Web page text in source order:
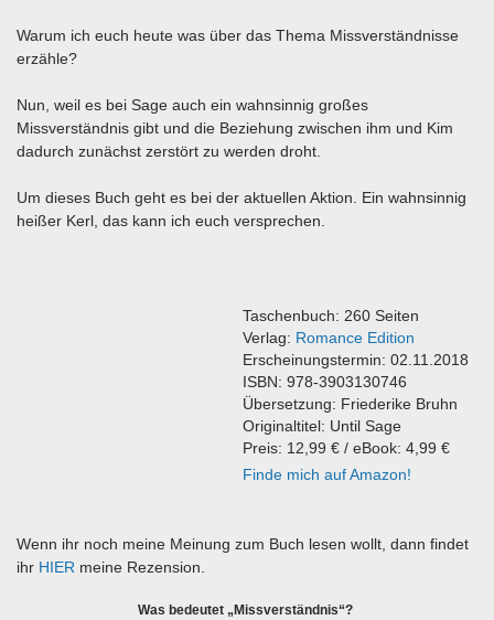
Warum ich euch heute was über das Thema Missverständnisse
erzähle?
Nun, weil es bei Sage auch ein wahnsinnig großes
Missverständnis gibt und die Beziehung zwischen ihm und Kim
dadurch zunächst zerstört zu werden droht.
Um dieses Buch geht es bei der aktuellen Aktion. Ein wahnsinnig
heißer Kerl, das kann ich euch versprechen.
Taschenbuch: 260 Seiten
Verlag: Romance Edition
Erscheinungstermin: 02.11.2018
ISBN: 978-3903130746
Übersetzung: Friederike Bruhn
Originaltitel: Until Sage
Preis: 12,99 € / eBook: 4,99 €
Finde mich auf Amazon!
Wenn ihr noch meine Meinung zum Buch lesen wollt, dann findet
ihr HIER meine Rezension.
Was bedeutet „Missverständnis“?